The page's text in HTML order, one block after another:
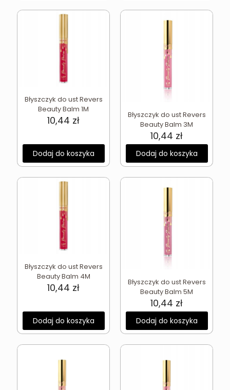
Błyszczyk do ust Revers
Beauty Balm 1M
10,44 zł
Dodaj do koszyka
Błyszczyk do ust Revers
Beauty Balm 3M
10,44 zł
Dodaj do koszyka
Błyszczyk do ust Revers
Beauty Balm 4M
10,44 zł
Dodaj do koszyka
Błyszczyk do ust Revers
Beauty Balm 5M
10,44 zł
Dodaj do koszyka